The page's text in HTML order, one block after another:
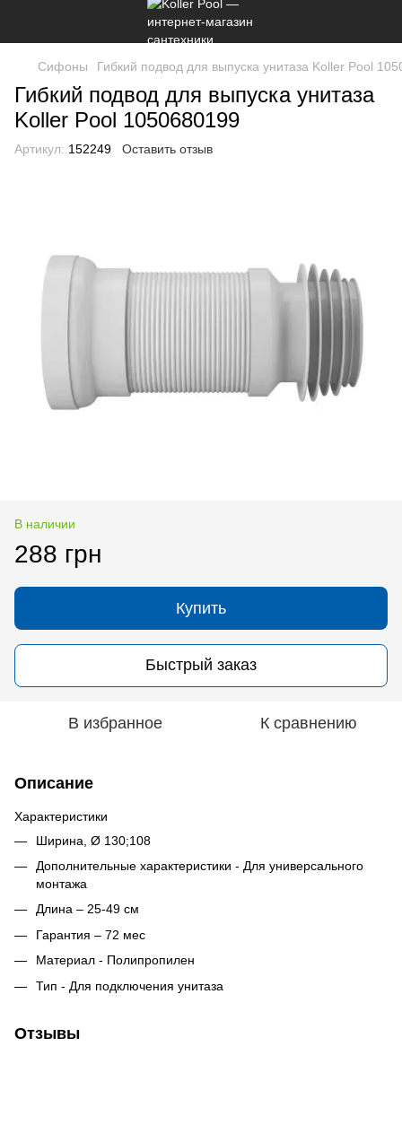
Сифоны Гибкий подвод для выпуска унитаза Koller Pool
Гибкий подвод для выпуска унитаза
Koller Pool 1050680199
Артикул: 152249 Оставить отзыв
В наличии
288 грн
Купить
Быстрый заказ
В избранное К сравнению
Описание
Характеристики
Ширина, Ø 130;108
Дополнительные характеристики - Для универсального
монтажа
Длина – 25-49 см
Гарантия – 72 мес
Материал - Полипропилен
Тип - Для подключения унитаза
Отзывы